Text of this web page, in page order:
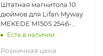
Штатная магнитола 10
дюймов для Lifan Myway
MEKEDE M150S 2546-
6199 Android 12 2+32 Gb
Есть в наличии
Розничная цена